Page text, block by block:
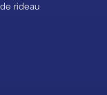
rideau